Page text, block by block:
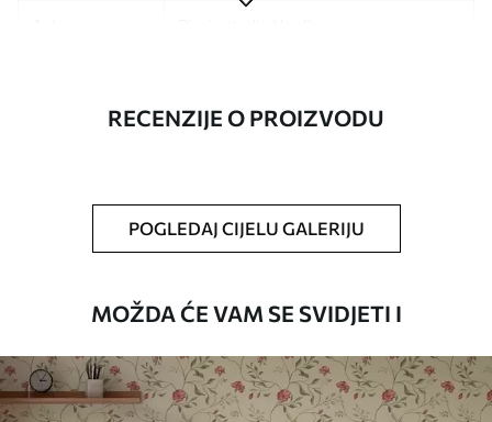
Završna obrada Polu-mat.
širine do 50 cm.
za tapete.
spužvom. Lakirane tapete mogu se čistiti
vodom.
RECENZIJE O PROIZVODU
POGLEDAJ CIJELU GALERIJU
MOŽDA ĆE VAM SE SVIDJETI I